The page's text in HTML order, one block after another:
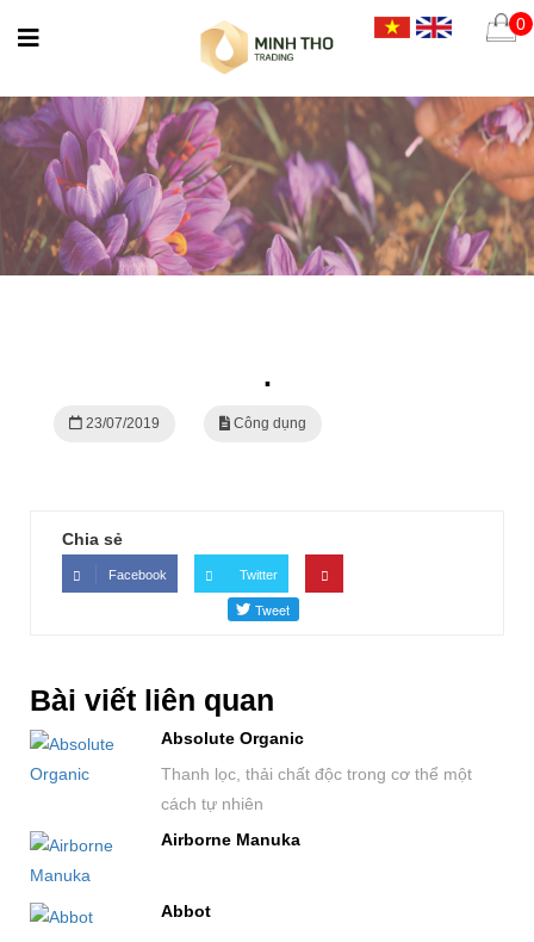
0
.
23/07/2019 Công dụng
Chia sẻ
Facebook Twitter
Bài viết liên quan
Absolute Organic
Thanh lọc, thải chất độc trong cơ thể một
cách tự nhiên
Airborne Manuka
Abbot